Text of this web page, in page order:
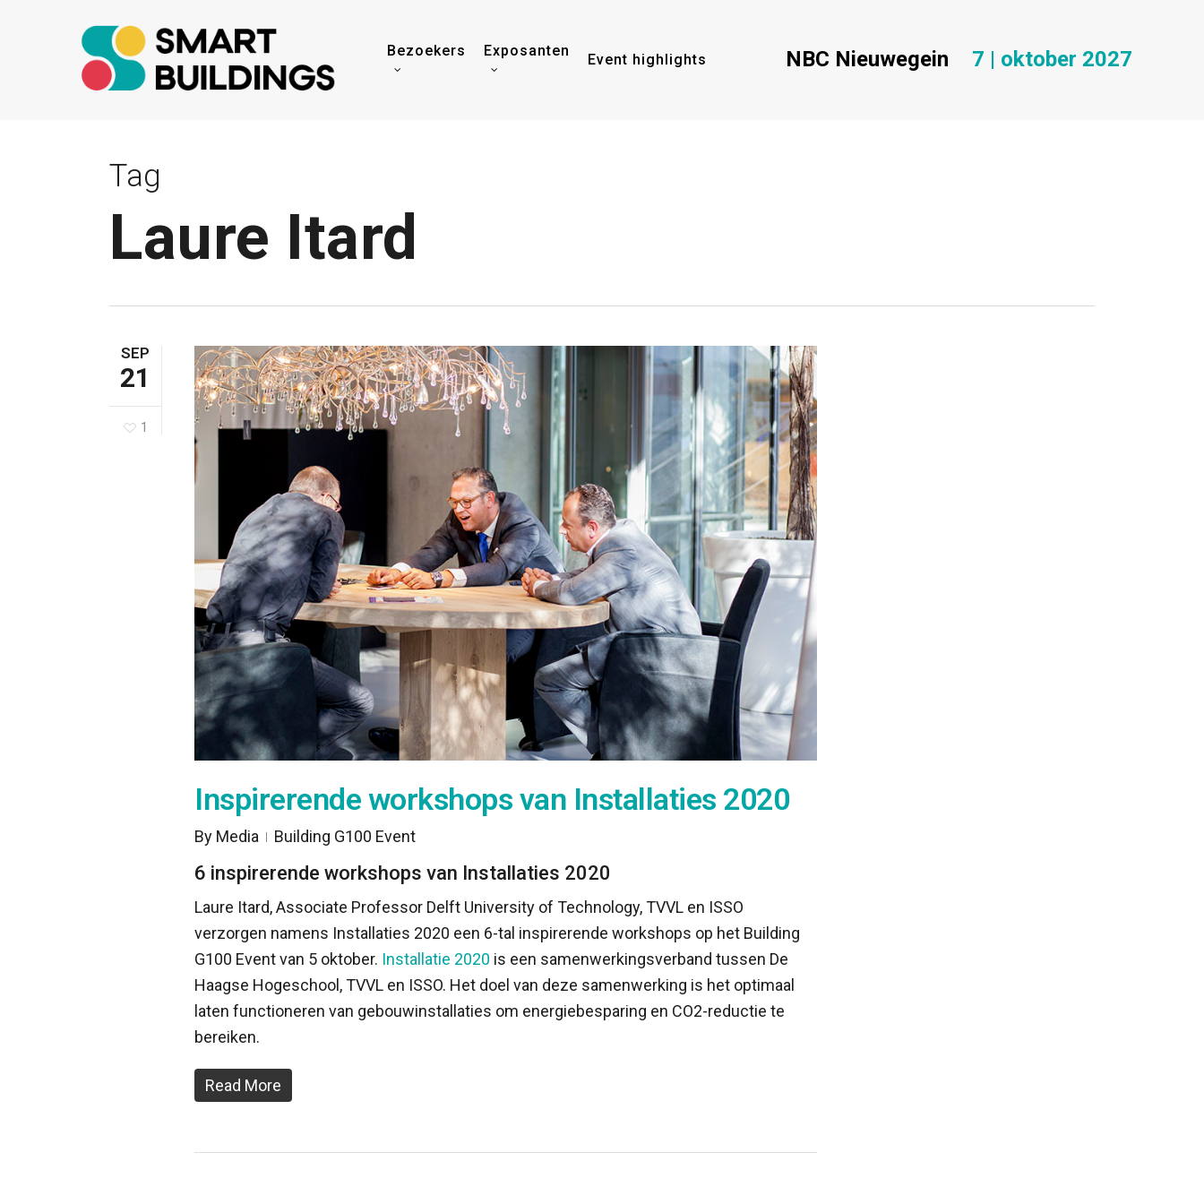
Bezoekers Exposanten
Event highlights NBC Nieuwegein 7 | oktober 2027
Tag
Laure Itard
SEP
21
1
Inspirerende workshops van Installaties 2020
By Media Building G100 Event
6 inspirerende workshops van Installaties 2020
Laure Itard, Associate Professor Delft University of Technology, TVVL en ISSO
verzorgen namens Installaties 2020 een 6-tal inspirerende workshops op het Building
G100 Event van 5 oktober. Installatie 2020 is een samenwerkingsverband tussen De
Haagse Hogeschool, TVVL en ISSO. Het doel van deze samenwerking is het optimaal
laten functioneren van gebouwinstallaties om energiebesparing en CO2-reductie te
bereiken.
Read More